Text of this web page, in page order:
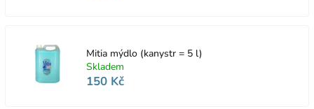
Mitia mýdlo (kanystr = 5 l)
Skladem
150 Kč